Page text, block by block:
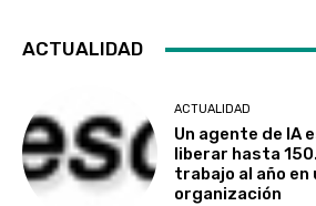
ACTUALIDAD
ACTUALIDAD
Un agente de IA
liberar hasta
trabajo al año en
organización